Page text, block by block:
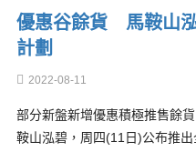
優惠谷餘貨 馬鞍山泓
計劃
2022-08-11
部分新盤新增優惠積極推售餘
鞍山泓碧，周四(11日)公布推